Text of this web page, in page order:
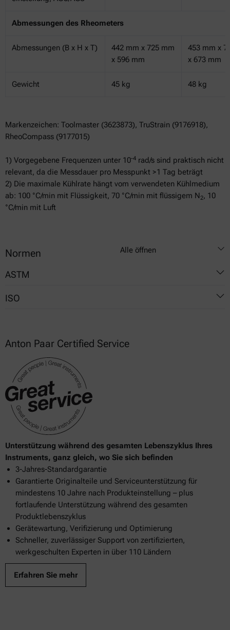
Abmessungen des Rheometers
Abmessungen (B x H x T)
442 mm x 725 mm
x 596 mm
453 mm x
x 673 mm
Gewicht 45 kg 48 kg
Markenzeichen: Toolmaster (3623873), TruStrain (9176918),
RheoCompass (9177015)
1) Vorgegebene Frequenzen unter 10-4 rad/s sind praktisch nicht
relevant, da die Messdauer pro Messpunkt >1 Tag beträgt
2) Die maximale Kühlrate hängt vom verwendeten Kühlmedium
ab: 100 °C/min mit Flüssigkeit, 70 °C/min mit flüssigem N2, 10
°C/min mit Luft
Normen Alle öffnen
ASTM
D4440
ISO
Anton Paar Certified Service
Unterstützung während des gesamten Lebenszyklus Ihres
Instruments, ganz gleich, wo Sie sich befinden
3-Jahres-Standardgarantie
Garantierte Originalteile und Serviceunterstützung für
mindestens 10 Jahre nach Produkteinstellung – plus
fortlaufende Unterstützung während des gesamten
Produktlebenszyklus
Gerätewartung, Verifizierung und Optimierung
Schneller, zuverlässiger Support von zertifizierten,
werkgeschulten Experten in über 110 Ländern
Erfahren Sie mehr